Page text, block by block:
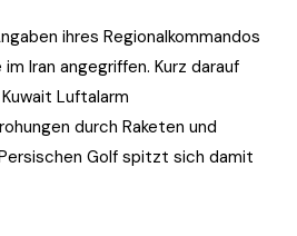
ihres Regionalkommandos
Iran angegriffen. Kurz darauf
Luftalarm
durch Raketen und
Golf spitzt sich damit